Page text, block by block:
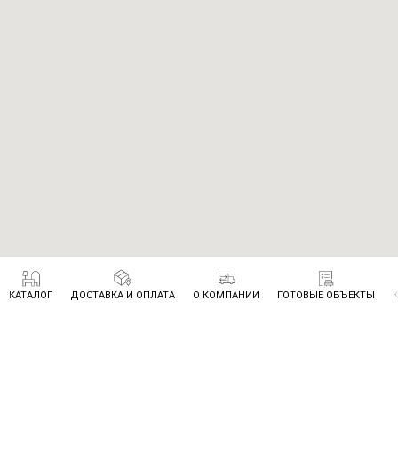
КАТАЛОГ ДОСТАВКА И ОПЛАТА О КОМПАНИИ ГОТОВЫЕ ОБЪЕКТЫ